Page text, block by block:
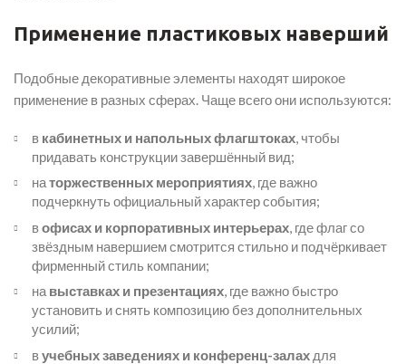
Применение пластиковых наверший
Подобные декоративные элементы находят широкое
применение в разных сферах. Чаще всего они используются:
в кабинетных и напольных флагштоках , чтобы
придавать конструкции завершённый вид;
наторжественных мероприятиях, где важно
подчеркнуть официальный характер события;
вофисах и корпоративных интерьерах , где флаг со
звёздным навершием смотрится стильно и подчёркивает
фирменный стиль компании;
на выставках и презентациях, где важно быстро
установить и снять композицию без дополнительных
усилий;
вучебных заведениях и конференц-залах для